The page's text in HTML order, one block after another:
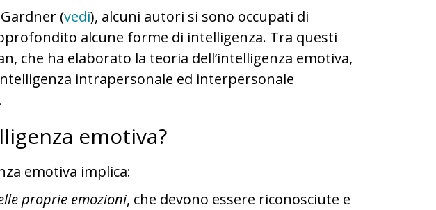
(vedi), alcuni autori si sono occupati di
alcune forme di intelligenza. Tra questi
che ha elaborato la teoria dell’intelligenza emotiva,
intrapersonale ed interpersonale
emotiva?
emotiva implica:
proprie emozioni, che devono essere riconosciute e